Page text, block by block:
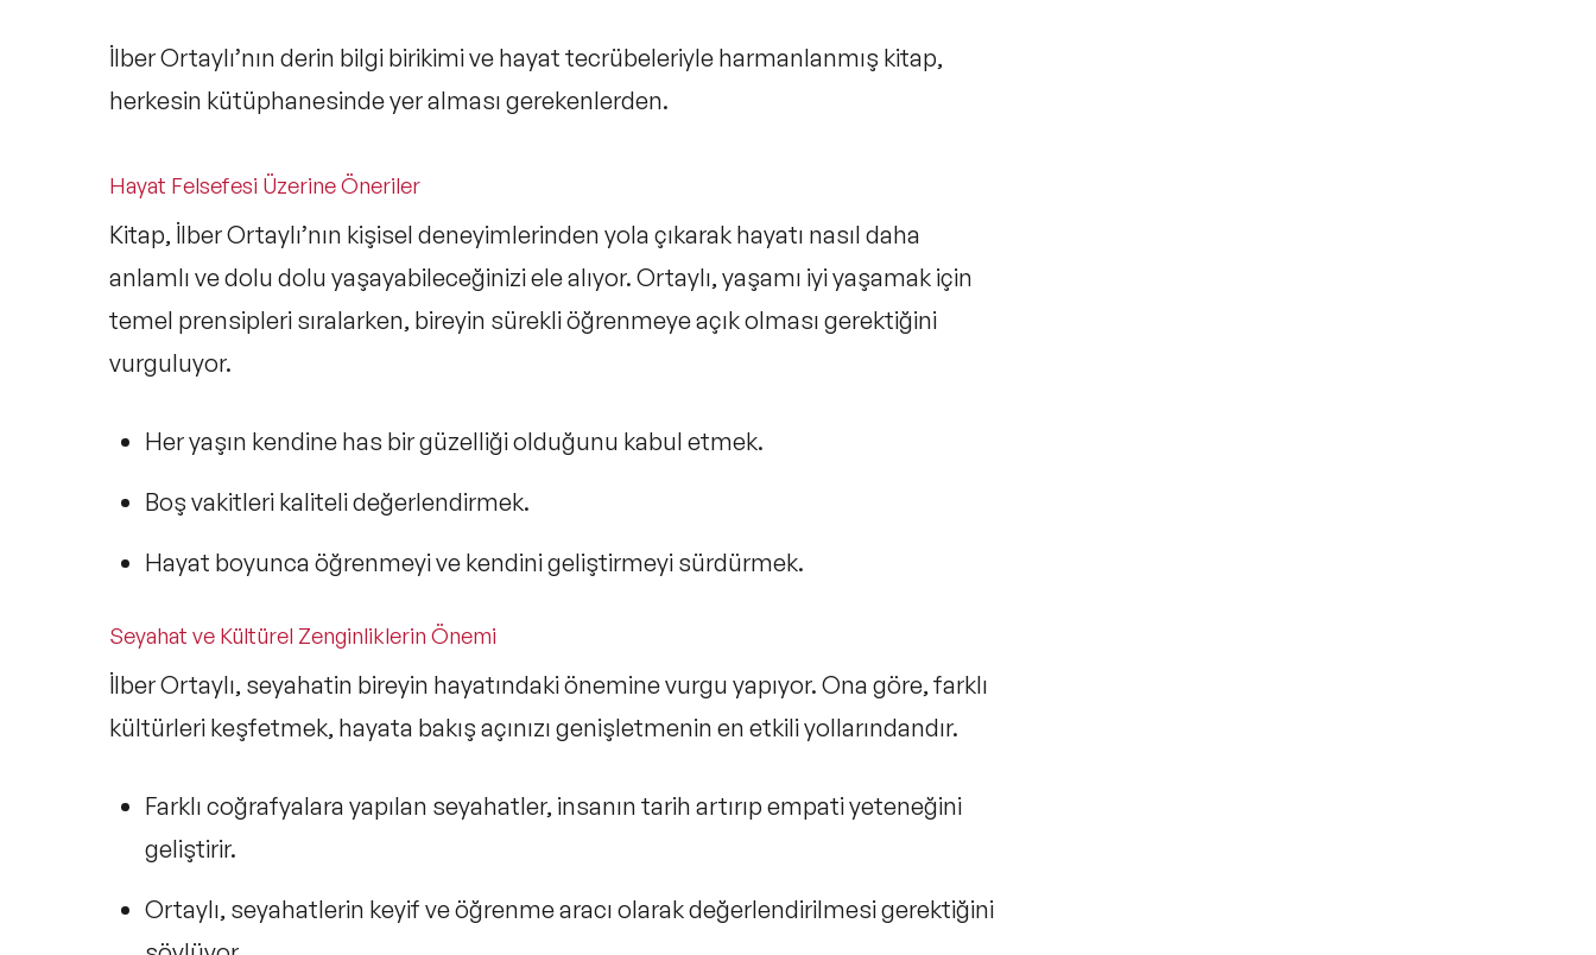
İlber Ortaylı’nın derin bilgi birikimi ve hayat tecrübeleriyle harmanlanmış kitap,
herkesin kütüphanesinde yer alması gerekenlerden.
Hayat Felsefesi Üzerine Öneriler
Kitap, İlber Ortaylı’nın kişisel deneyimlerinden yola çıkarak hayatı nasıl daha
anlamlı ve dolu dolu yaşayabileceğiniziele alıyor. Ortaylı, yaşamı iyi yaşamak için
temel prensipleri sıralarken, bireyin sürekli öğrenmeye açık olması gerektiğini
vurguluyor.
Her yaşın kendine has bir güzelliğiolduğunu kabul etmek.
Boş vakitleri kalitelideğerlendirmek.
Hayat boyunca öğrenmeyi ve kendini geliştirmeyi sürdürmek.
Seyahat ve Kültürel Zenginliklerin Önemi
İlber Ortaylı, seyahatin bireyin hayatındaki önemine vurgu yapıyor. Ona göre, farklı
kültürleri keşfetmek, hayata bakış açınızı genişletmenin en etkili yollarındandır.
Farklı coğrafyalara yapılan seyahatler, insanın tarih artırıp empati yeteneğini
geliştirir.
Ortaylı, seyahatlerin keyif ve öğrenme aracı olarak değerlendirilmesi gerektiğini